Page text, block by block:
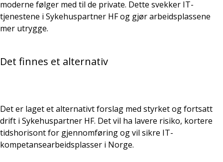
moderne følger med til de private. Dette svekker IT-
tjenestene i Sykehuspartner HF og gjør arbeidsplassene
mer utrygge.
Det finnes et alternativ
Det er laget et alternativt forslag med styrket og fortsatt
drift i Sykehuspartner HF. Det vil ha lavere risiko, kortere
tidshorisont for gjennomføring og vil sikre IT-
kompetansearbeidsplasser i Norge.